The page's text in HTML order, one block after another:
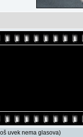
uvek nema glasova)